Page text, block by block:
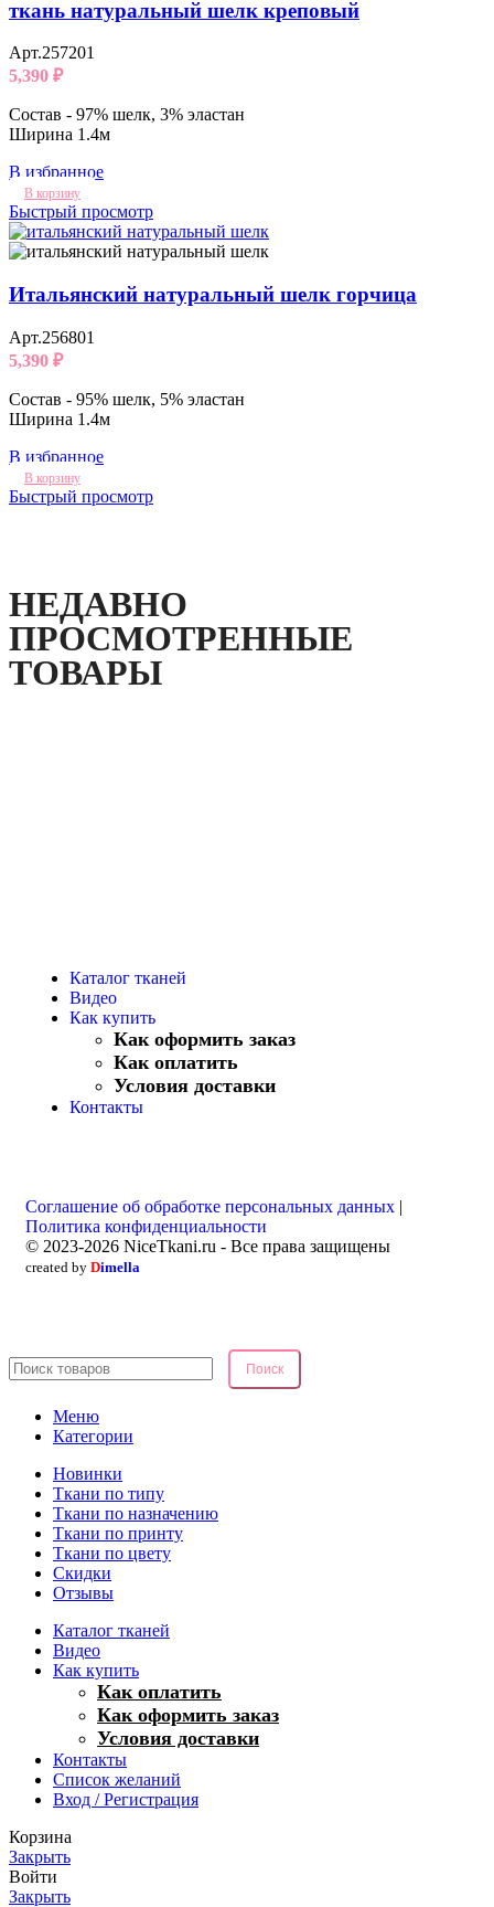
ткань натуральный шелк креповый
Арт.257201
5,390 ₽
Состав - 97% шелк, 3% эластан
Ширина 1.4м
В избранное
В корзину
Быстрый просмотр
Итальянский натуральный шелк горчица
Арт.256801
5,390 ₽
Состав - 95% шелк, 5% эластан
Ширина 1.4м
В избранное
В корзину
Быстрый просмотр
НЕДАВНО
ПРОСМОТРЕННЫЕ
ТОВАРЫ
Каталог тканей
Видео
Как купить
Как оформить заказ
Как оплатить
Условия доставки
Контакты
Соглашение об обработке персональных данных |
Политика конфиденциальности
© 2023-2026 NiceTkani.ru - Все права защищены
created by Dimella
Поиск
Меню
Категории
Новинки
Ткани по типу
Ткани по назначению
Ткани по принту
Ткани по цвету
Скидки
Отзывы
Каталог тканей
Видео
Как купить
Как оплатить
Как оформить заказ
Условия доставки
Контакты
Список желаний
Вход / Регистрация
Корзина
Закрыть
Войти
Закрыть